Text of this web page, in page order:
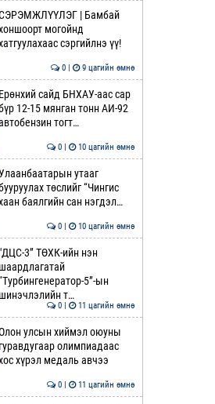
| Бамбай
могойнд
сэргийлнэ үү!
0 | 9 цагийн өмнө
Ерөнхий сайд БНХАУ-аас сар
12-15 мянган тонн АИ-92
тогт…
0 | 10 цагийн өмнө
утааг
төслийг “Чингис
баялгийн сан нэгдэл…
0 | 10 цагийн өмнө
"ДЦС-3” ТӨХК-ийн нэн
шаардлагатай
5”-ын
шинэчлэлийн т…
0 | 11 цагийн өмнө
улсын хиймэл оюуны
гуравдугаар олимпиадаас
хүрэл медаль авчээ
0 | 11 цагийн өмнө